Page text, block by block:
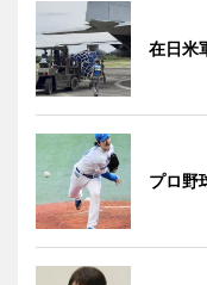
在日米
プロ野